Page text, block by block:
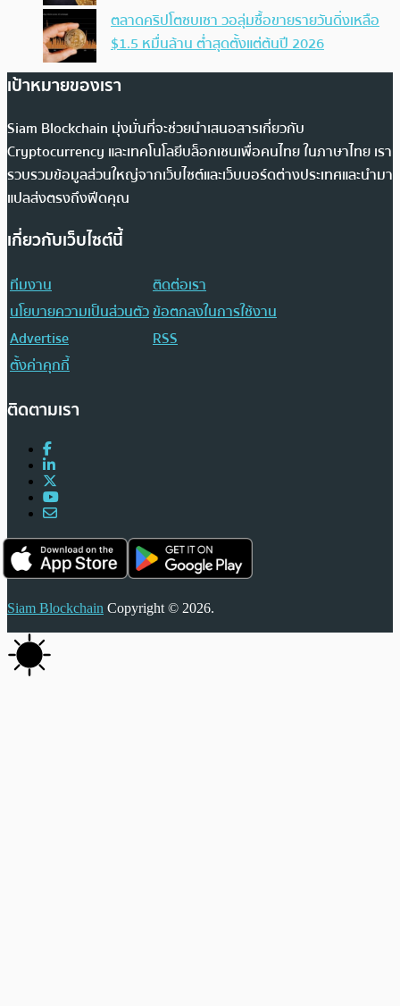
ตลาดคริปโตซบเซา วอลุ่มซื้อขายรายวันดิ่งเหลือ
$1.5 หมื่นล้าน ต่ำสุดตั้งแต่ต้นปี 2026
เป้าหมายของเรา
Siam Blockchain มุ่งมั่นที่จะช่วยนำเสนอสารเกี่ยวกับ
Cryptocurrency และเทคโนโลยีบล็อกเชนเพื่อคนไทย ในภาษาไทย เรา
รวบรวมข้อมูลส่วนใหญ่จากเว็บไซต์และเว็บบอร์ดต่างประเทศและนำมา
แปลส่งตรงถึงฟีดคุณ
เกี่ยวกับเว็บไซต์นี้
ทีมงาน
ติดต่อเรา
นโยบายความเป็นส่วนตัวข้อตกลงในการใช้งาน
Advertise
RSS
ตั้งค่าคุกกี้
ติดตามเรา
Siam Blockchain Copyright © 2026.